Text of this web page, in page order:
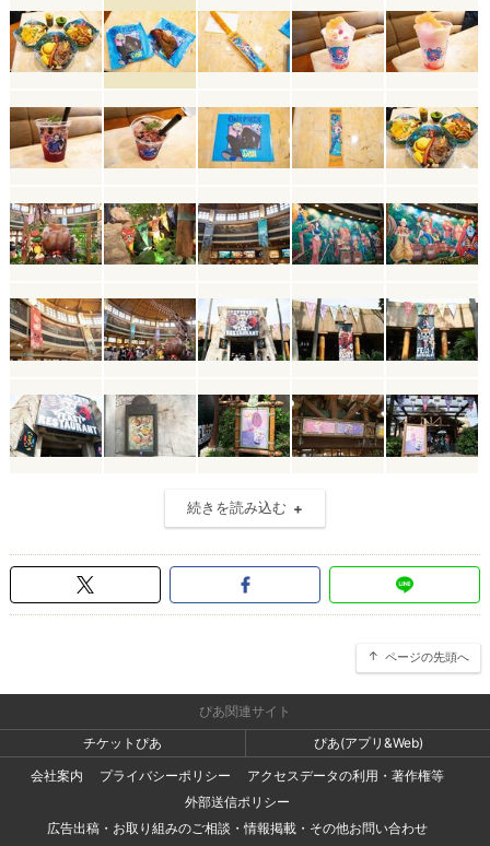
続きを読み込む
ページの先頭へ
ぴあ関連サイト
チケットぴあ
ぴあ(アプリ&Web)
会社案内
プライバシーポリシー
アクセスデータの利用・著作権等
外部送信ポリシー
広告出稿・お取り組みのご相談・情報掲載・その他お問い合わせ